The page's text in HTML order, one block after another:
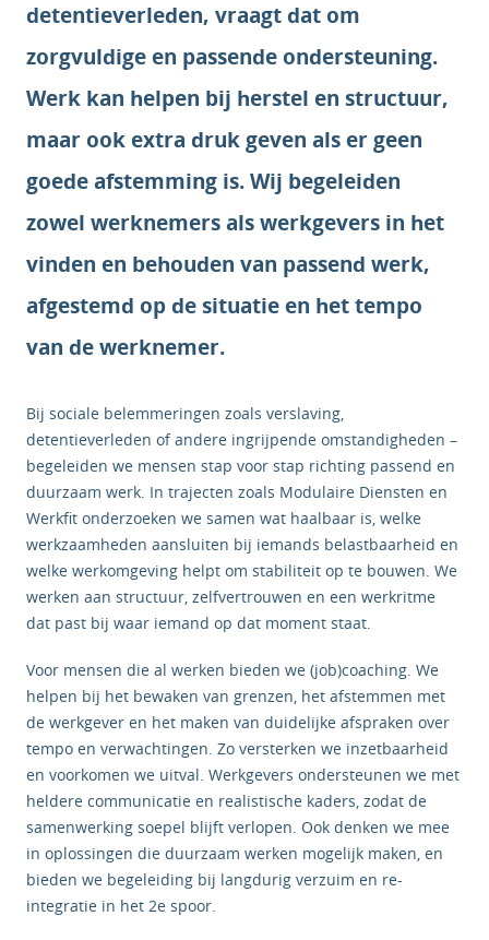
detentieverleden, vraagt dat om
zorgvuldige en passende ondersteuning.
Werk kan helpen bij herstel en structuur,
maar ook extra druk geven als er geen
goede afstemming is. Wij begeleiden
zowel werknemers als werkgevers in het
vinden en behouden van passend werk,
afgestemd op de situatie en het tempo
van de werknemer.
Bij sociale belemmeringen zoals verslaving,
detentieverleden of andere ingrijpende omstandigheden –
begeleiden we mensen stap voor stap richting passend en
duurzaam werk. In trajecten zoals Modulaire Diensten en
Werkfit onderzoeken we samen wat haalbaar is, welke
werkzaamheden aansluiten bij iemands belastbaarheid en
welke werkomgeving helpt om stabiliteit op te bouwen. We
werken aan structuur, zelfvertrouwen en een werkritme
dat past bij waar iemand op dat moment staat.
Voor mensen die al werken bieden we (job)coaching. We
helpen bij het bewaken van grenzen, het afstemmen met
de werkgever en het maken van duidelijke afspraken over
tempo en verwachtingen. Zo versterken we inzetbaarheid
en voorkomen we uitval. Werkgevers ondersteunen we met
heldere communicatie en realistische kaders, zodat de
samenwerking soepel blijft verlopen. Ook denken we mee
in oplossingen die duurzaam werken mogelijk maken, en
bieden we begeleiding bij langdurig verzuim en re-
integratie in het 2e spoor.